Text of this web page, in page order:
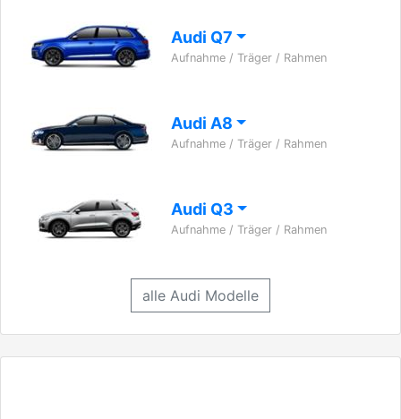
Audi Q7
Aufnahme / Träger / Rahmen
Audi A8
Aufnahme / Träger / Rahmen
Audi Q3
Aufnahme / Träger / Rahmen
alle Audi Modelle